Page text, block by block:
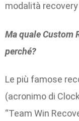
modalità
Ma quale Custom
perché?
Le più famose
(acronimo di
“Team Win